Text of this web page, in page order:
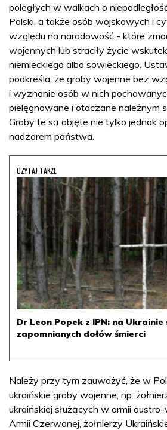
poległych w walkach o
Polski, a także osób wojskowych i
względu na narodowość - które
wojennych lub straciły życie
niemieckiego albo sowieckiego.
podkreśla, że groby wojenne bez
i wyznanie osób w nich
pielęgnowane i otaczane należnym
Groby te są objęte nie tylko jednak
nadzorem państwa.
CZYTAJ TAKŻE
Dr Leon Popek z IPN: na Ukrainie
zapomnianych dołów śmierci
Należy przy tym zauważyć, że w
ukraińskie groby wojenne, np.
ukraińskiej służących w armii
Armii Czerwonej, żołnierzy